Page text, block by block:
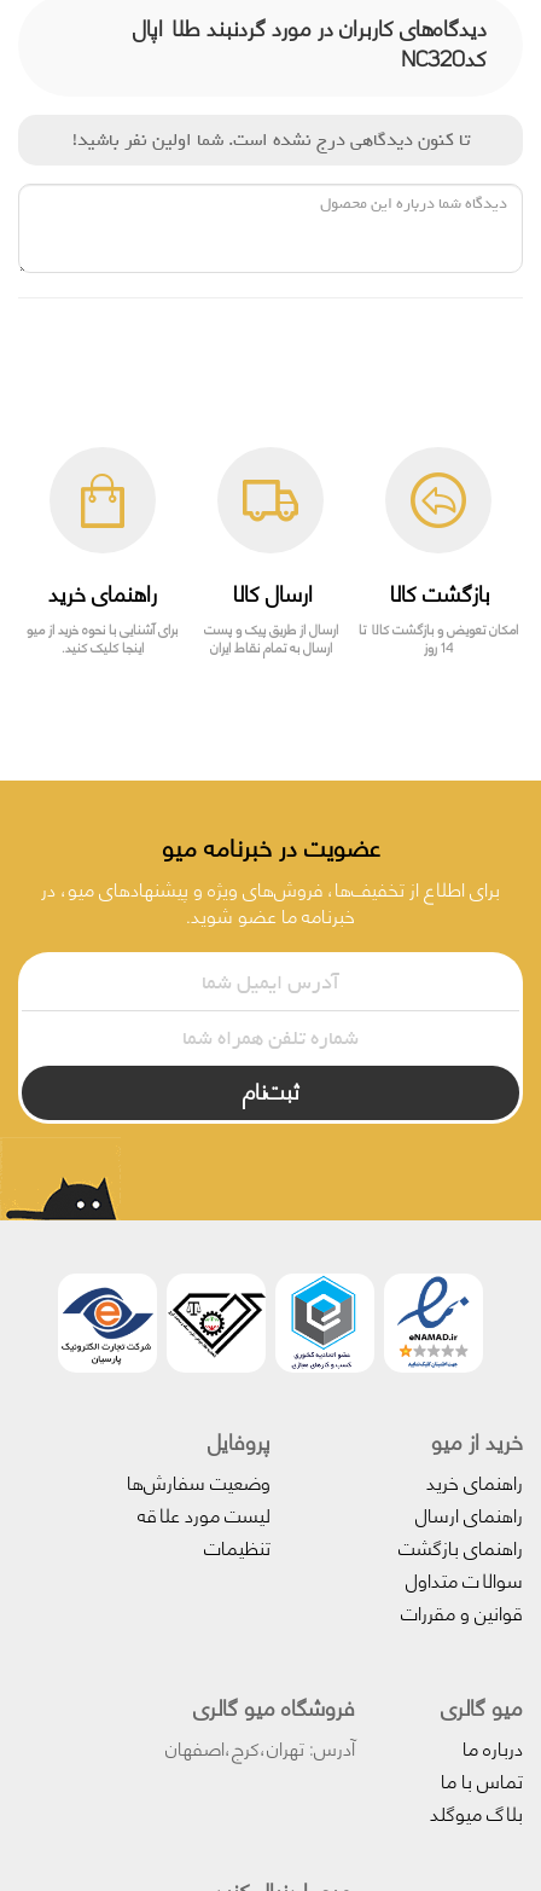
دیدگاه‌های کاربران در مورد گردنبند طلا اپال
کدNC320
تا کنون دیدگاهی درج نشده است. شما اولین نفر باشید!
بازگشت کالا
امکان تعویض و بازگشت کالا تا
14 روز
ارسال کالا
ارسال از طریق پیک و پست
ارسال به تمام نقاط ایران
راهنمای خرید
برای آشنایی با نحوه خرید از میو
اینجا کلیک کنید.
عضویت در خبرنامه میو
برای اطلاع از تخفیف‌ها، فروش‌های ویژه و پیشنهادهای میو، در
خبرنامه ما عضو شوید.
ثبت‌نام
خرید از میو
راهنمای خرید
راهنمای ارسال
راهنمای بازگشت
سوالات متداول
قوانین و مقررات
پروفایل‌
وضعیت سفارش‌ها
لیست مورد علاقه
تنظیمات
میو گالری
درباره ما
تماس با ما
بلاگ میوگلد
فروشگاه میو گالری
آدرس: تهران،کرج،اصفهان